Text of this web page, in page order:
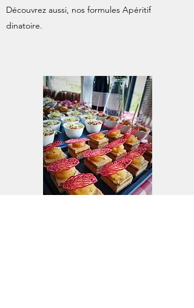
Découvrez aussi, nos formules Apéritif
dinatoire.